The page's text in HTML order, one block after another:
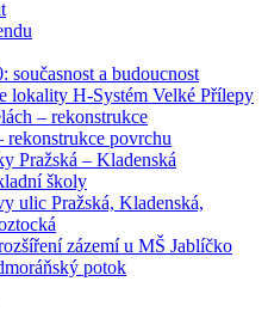
současnost a budoucnost
lokality H-Systém Velké Přílepy
– rekonstrukce
povrchu
Pražská – Kladenská
školy
ulic Pražská, Kladenská,
zázemí u MŠ Jablíčko
potok